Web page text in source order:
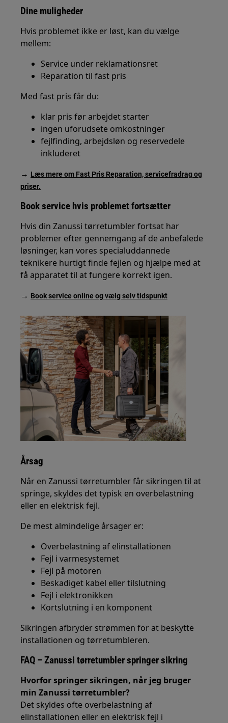
Dine muligheder
Hvis problemet ikke er løst, kan du vælge
mellem:
Service under reklamationsret
Reparation til fast pris
Med fast pris får du:
klar pris før arbejdet starter
ingen uforudsete omkostninger
fejlfinding, arbejdsløn og reservedele
inkluderet
→ Læs mere om Fast Pris Reparation, servicefradrag og
priser.
Book service hvis problemet fortsætter
Hvis din Zanussi tørretumbler fortsat har
problemer efter gennemgang af de anbefalede
løsninger, kan vores specialuddannede
teknikere hurtigt finde fejlen og hjælpe med at
få apparatet til at fungere korrekt igen.
→ Book service online og vælg selv tidspunkt
Årsag
Når en Zanussi tørretumbler får sikringen til at
springe, skyldes det typisk en overbelastning
eller en elektrisk fejl.
De mest almindelige årsager er:
Overbelastning af elinstallationen
Fejl i varmesystemet
Fejl på motoren
Beskadiget kabel eller tilslutning
Fejl i elektronikken
Kortslutning i en komponent
Sikringen afbryder strømmen for at beskytte
installationen og tørretumbleren.
FAQ – Zanussi tørretumbler springer sikring
Hvorfor springer sikringen, når jeg bruger
min Zanussi tørretumbler?
Det skyldes ofte overbelastning af
elinstallationen eller en elektrisk fejl i